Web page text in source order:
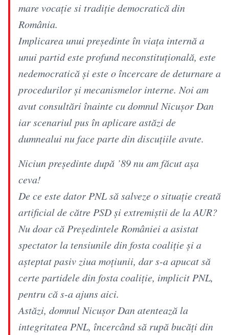
mare vocație si tradiție democratică din
România.
Implicarea unui președinte în viața internă a
unui partid este profund neconstituțională, este
nedemocratică și este o încercare de deturnare a
procedurilor și mecanismelor interne. Noi am
avut consultări înainte cu domnul Nicușor Dan
iar scenariul pus în aplicare astăzi de
dumnealui nu face parte din discuțiile avute.
Niciun președinte după ’89 nu am făcut așa
ceva!
De ce este dator PNL să salveze o situație creată
artificial de către PSD și extremiștii de la AUR?
Nu doar că Președintele României a asistat
spectator la tensiunile din fosta coaliție și a
așteptat pasiv ziua moțiunii, dar s-a apucat să
certe partidele din fosta coaliție, implicit PNL,
pentru că s-a ajuns aici.
Astăzi, domnul Nicușor Dan atentează la
integritatea PNL, încercând să rupă bucăți din